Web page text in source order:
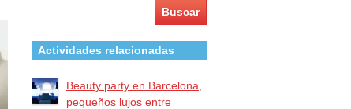
Actividades relacionadas
Beauty party en Barcelona,
pequeños lujos entre